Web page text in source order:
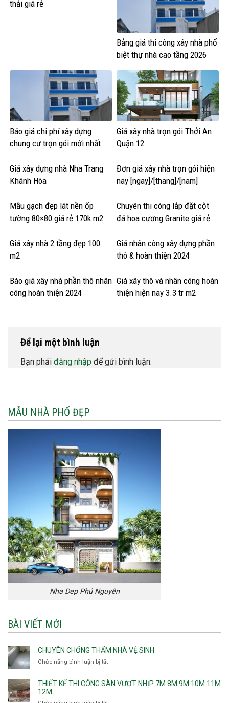
thải giá rẻ
Bảng giá thi công xây nhà phố
biệt thự nhà cao tầng 2026
Báo giá chi phí xây dựng
chung cư trọn gói mới nhất
Giá xây nhà trọn gói Thới An
Quận 12
Giá xây dựng nhà Nha Trang
Khánh Hòa
Đơn giá xây nhà trọn gói hiện
nay [ngay]/[thang]/[nam]
Mẫu gạch đẹp lát nền ốp
tường 80×80 giá rẻ 170k m2
Chuyên thi công lắp đặt cột
đá hoa cương Granite giá rẻ
Giá xây nhà 2 tầng đẹp 100
m2
Giá nhân công xây dựng phần
thô & hoàn thiện 2024
Báo giá xây nhà phần thô nhân
công hoàn thiện 2024
Giá xây thô và nhân công hoàn
thiện hiện nay 3.3 tr m2
Để lại một bình luận
Bạn phải đăng nhập để gửi bình luận.
MẪU NHÀ PHỐ ĐẸP
Nha Dep Phú Nguyễn
BÀI VIẾT MỚI
CHUYÊN CHỐNG THẤM NHÀ VỆ SINH
Chức năng bình luận bị tắt
chống
thấm
THIẾT KẾ THI CÔNG SÀN VƯỢT NHỊP 7M 8M 9M 10M 11M
12M